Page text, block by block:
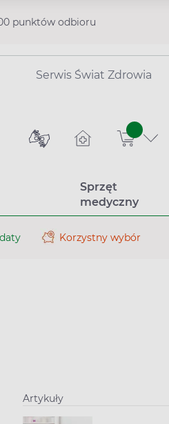
punktów odbioru
Serwis Świat Zdrowia
sztuk
Sprzęt
medyczny
Korzystny wybór
Artykuły